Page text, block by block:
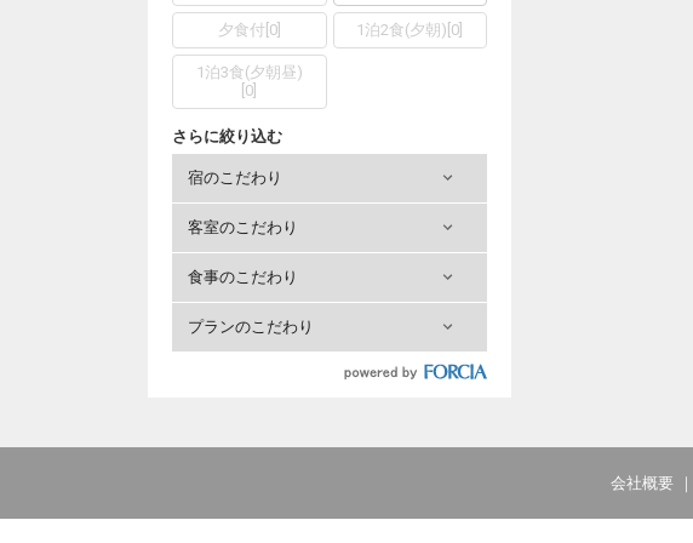
夕食付 0] 1泊2食(夕朝) 0
1泊3食(夕朝昼)
0
さらに絞り込む
宿のこだわり
客室のこだわり
食事のこだわり
プランのこだわり
会社概要